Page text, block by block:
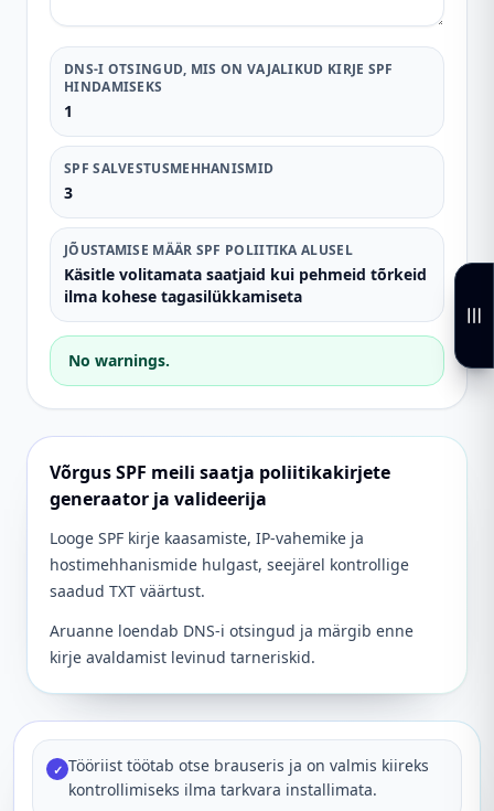
DNS-I OTSINGUD, MIS ON VAJALIKUD KIRJE SPF
HINDAMISEKS
1
SPF SALVESTUSMEHHANISMID
3
JÕUSTAMISE MÄÄR SPF POLIITIKA ALUSEL
Käsitle volitamata saatjaid kui pehmeid tõrkeid
ilma kohese tagasilükkamiseta
No warnings.
Võrgus SPF meili saatja poliitikakirjete
generaator ja valideerija
Looge SPF kirje kaasamiste, IP-vahemike ja
hostimehhanismide hulgast, seejärel kontrollige
saadud TXT väärtust.
Aruanne loendab DNS-i otsingud ja märgib enne
kirje avaldamist levinud tarneriskid.
✓ Tööriist töötab otse brauseris ja on valmis kiireks
kontrollimiseks ilma tarkvara installimata.